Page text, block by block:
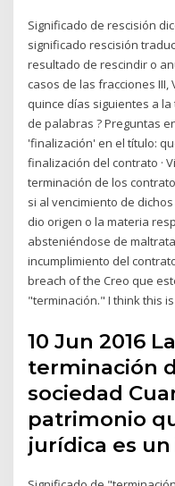
Significado de rescisión
significado rescisión
resultado de rescindir o
casos de las fracciones III,
quince días siguientes a
de palabras ? Preguntas
'finalización' en el título:
finalización del contrato ·
terminación de los
si al vencimiento de
dio origen o la materia
absteniéndose de
incumplimiento del
breach of the Creo que
"terminación." I think this
10 Jun 2016
terminación
sociedad
patrimonio
jurídica es